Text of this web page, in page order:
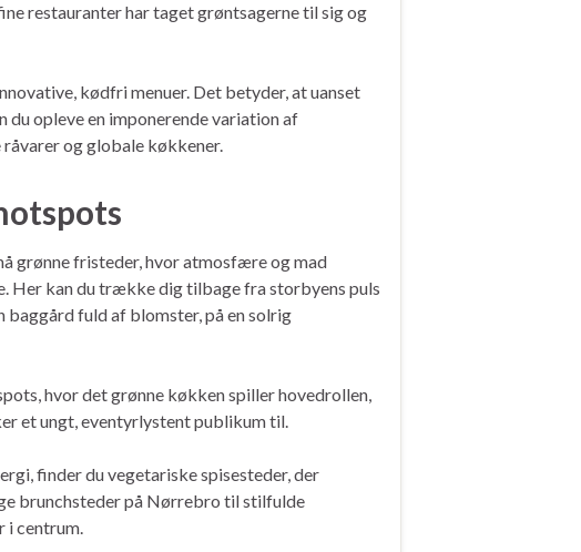
restauranter har taget grøntsagerne til sig og
kødfri menuer. Det betyder, at uanset
du opleve en imponerende variation af
og globale køkkener.
grønne fristeder, hvor atmosfære og mad
Her kan du trække dig tilbage fra storbyens puls
baggård fuld af blomster, på en solrig
hvor det grønne køkken spiller hovedrollen,
et ungt, eventyrlystent publikum til.
finder du vegetariske spisesteder, der
brunchsteder på Nørrebro til stilfulde
i centrum.